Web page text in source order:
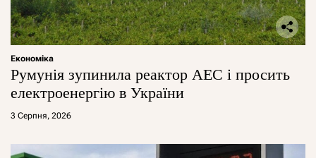
Економіка
Румунія зупинила реактор АЕС і просить
електроенергію в України
3 Серпня, 2026